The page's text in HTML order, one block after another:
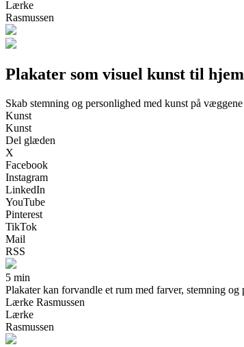
Lærke
Rasmussen
Plakater som visuel kunst til
Skab stemning og personlighed med kunst på væggene
Kunst
Kunst
Del glæden
X
Facebook
Instagram
LinkedIn
YouTube
Pinterest
TikTok
Mail
RSS
5 min
Plakater kan forvandle et rum med farver, stemning
Lærke Rasmussen
Lærke
Rasmussen